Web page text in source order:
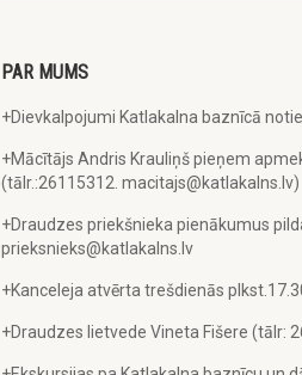
PAR MUMS
+Dievkalpojumi Katlakalna baznīcā
+Mācītājs Andris Krauliņš pieņem
(tālr.:26115312. macitajs@katlakalns.lv)
+Draudzes priekšnieka pienākumus
prieksnieks@katlakalns.lv
+Kanceleja atvērta trešdienās
+Draudzes lietvede Vineta Fišere (tālr: